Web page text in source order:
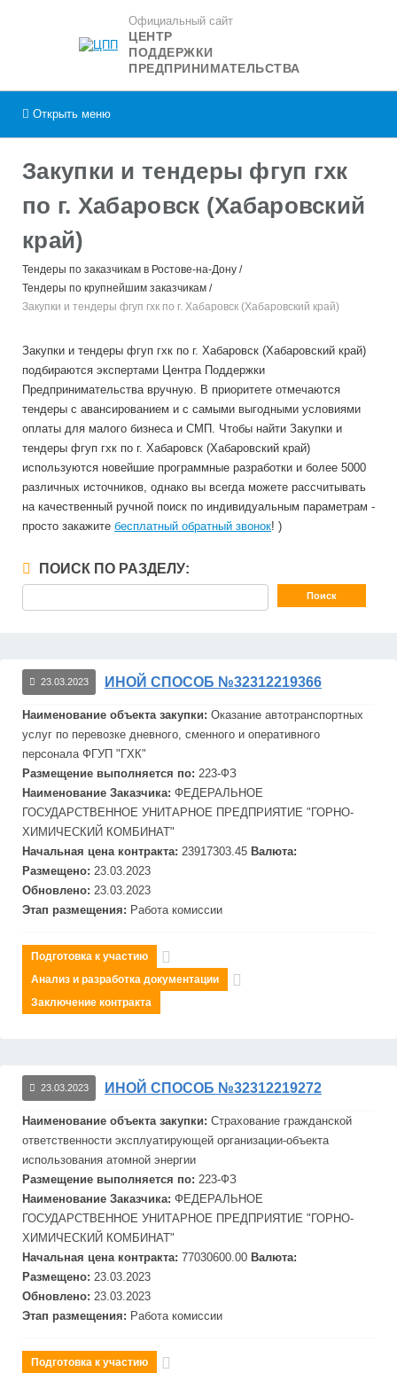
Официальный сайт
ЦЕНТР
ПОДДЕРЖКИ
ПРЕДПРИНИМАТЕЛЬСТВА
Открыть меню
Закупки и тендеры фгуп гхк
по г. Хабаровск (Хабаровский
край)
Тендеры по заказчикам в Ростове-на-Дону
Тендеры по крупнейшим заказчикам
Закупки и тендеры фгуп гхк по г. Хабаровск (Хабаровский край)
Закупки и тендеры фгуп гхк по г. Хабаровск (Хабаровский край)
подбираются экспертами Центра Поддержки
Предпринимательства вручную. В приоритете отмечаются
тендеры с авансированием и с самыми выгодными условиями
оплаты для малого бизнеса и СМП. Чтобы найти Закупки и
тендеры фгуп гхк по г. Хабаровск (Хабаровский край)
используются новейшие программные разработки и более 5000
различных источников, однако вы всегда можете рассчитывать
на качественный ручной поиск по индивидуальным параметрам -
просто закажите бесплатный обратный звонок! )
ПОИСК ПО РАЗДЕЛУ:
23.03.2023 ИНОЙ СПОСОБ №32312219366
Наименование объекта закупки: Оказание автотранспортных
услуг по перевозке дневного, сменного и оперативного
персонала ФГУП " ГХК"
Размещение выполняется по: 223-ФЗ
Наименование Заказчика: ФЕДЕРАЛЬНОЕ
ГОСУДАРСТВЕННОЕ УНИТАРНОЕ ПРЕДПРИЯТИЕ "ГОРНО-
ХИМИЧЕСКИЙ КОМБИНАТ"
Начальная цена контракта: 23917303.45 Валюта:
Размещено: 23.03.2023
Обновлено: 23.03.2023
Этап размещения: Работа комиссии
Подготовка к участию
Анализ и разработка документации
Заключение контракта
23.03.2023 ИНОЙ СПОСОБ №32312219272
Наименование объекта закупки: Страхование гражданской
ответственности эксплуатирующей организации-объекта
использования атомной энергии
Размещение выполняется по: 223-ФЗ
Наименование Заказчика: ФЕДЕРАЛЬНОЕ
ГОСУДАРСТВЕННОЕ УНИТАРНОЕ ПРЕДПРИЯТИЕ "ГОРНО-
ХИМИЧЕСКИЙ КОМБИНАТ"
Начальная цена контракта: 77030600.00 Валюта:
Размещено: 23.03.2023
Обновлено: 23.03.2023
Этап размещения: Работа комиссии
Подготовка к участию